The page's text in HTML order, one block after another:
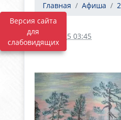
Версия сайта
для
слабовидящих
Главная Афиша
07.03.2025 03:45